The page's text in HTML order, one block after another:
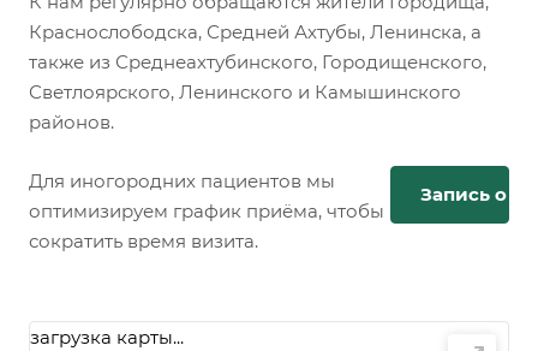
Краснослободска, Средней Ахтубы, Ленинска, а
также из Среднеахтубинского, Городищенского,
Светлоярского, Ленинского и Камышинского
районов.
Для иногородних пациентов мы
оптимизируем график приёма, чтобы
сократить время визита.
Запись
загрузка карты...